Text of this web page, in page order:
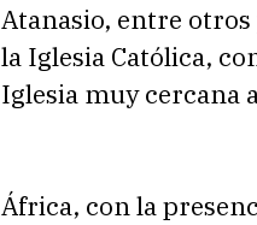
Atanasio, entre
la Iglesia Católica,
Iglesia muy cercana
África, con la